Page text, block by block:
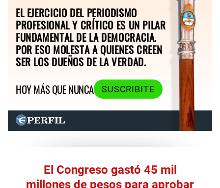
EL EJERCICIO DEL PERIODISMO
PROFESIONAL Y CRÍTICO ES UN PILAR
FUNDAMENTAL DE LA DEMOCRACIA.
POR ESO MOLESTA A QUIENES CREEN
SER LOS DUEÑOS DE LA VERDAD.
HOY MÁS QUE NUNCA
SUSCRIBITE
El Congreso gastó 45 mil
millones de pesos para aprobar